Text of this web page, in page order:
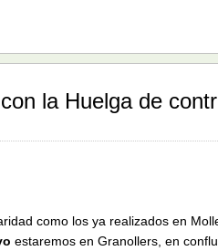
la Huelga de
como los ya realizados en
estaremos en Granollers, en